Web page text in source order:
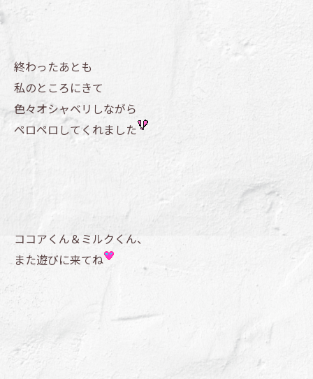
終わったあとも
私のところにきて
色々オシャベリしながら
ペロペロしてくれました
ココアくん＆ミルクくん、
また遊びに来てね